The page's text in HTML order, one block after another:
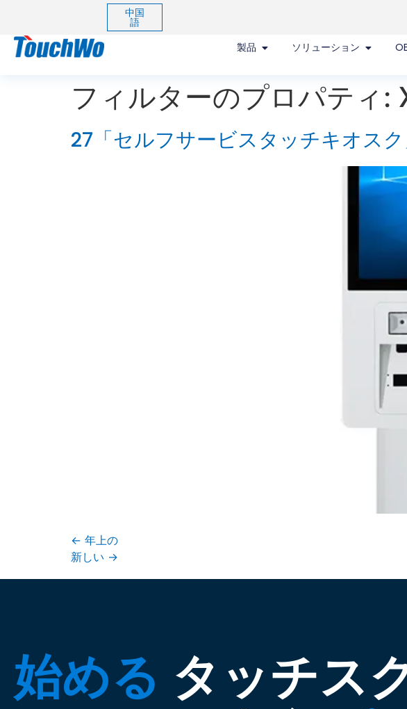
中国
語
製品
ソリューション
フィルターのプロパティ:
27「セルフサービスタッチキオス
← 年上の
新しい →
始める タッチス